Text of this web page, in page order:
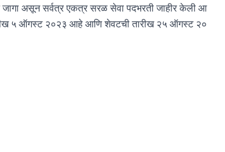
असून सर्वत्र एकत्र सरळ सेवा पदभरती जाहीर केली आ
५ ऑगस्ट २०२३ आहे आणि शेवटची तारीख २५ ऑगस्ट २०